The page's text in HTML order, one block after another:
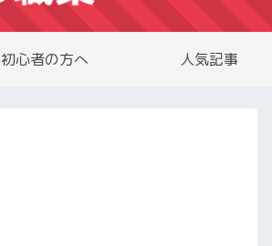
初心者の方へ 人気記事